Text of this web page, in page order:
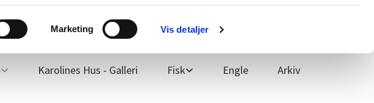
Marketing Vis detaljer
Karolines Hus - Galleri Fisk Engle Arkiv